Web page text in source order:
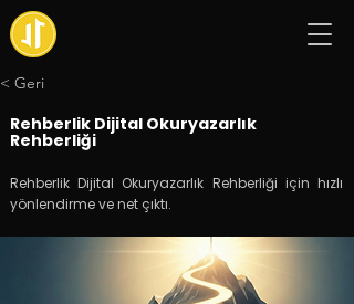
< Geri
Rehberlik Dijital Okuryazarlık
Rehberliği
Rehberlik Dijital Okuryazarlık Rehberliği için hızlı
yönlendirme ve net çıktı.